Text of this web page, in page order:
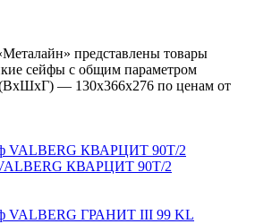
представлены товары
сейфы с общим параметром
— 130х366х276 по ценам от
КВАРЦИТ 90Т/2